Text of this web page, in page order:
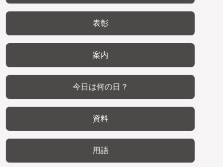
表彰
案内
今日は何の日？
資料
用語